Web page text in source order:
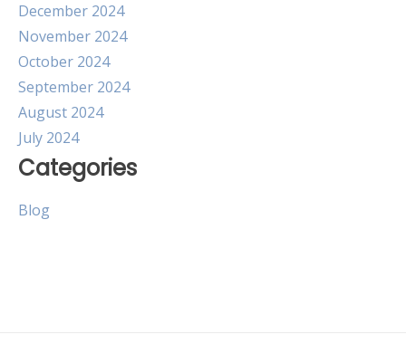
December 2024
November 2024
October 2024
September 2024
August 2024
July 2024
Categories
Blog